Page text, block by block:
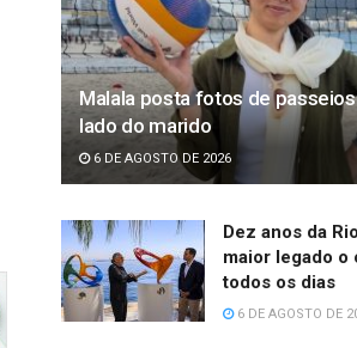
Malala posta fotos de passeios
lado do marido
6 DE AGOSTO DE 2026
Dez anos da
maior legado o
todos os dias
6 DE AGOSTO DE